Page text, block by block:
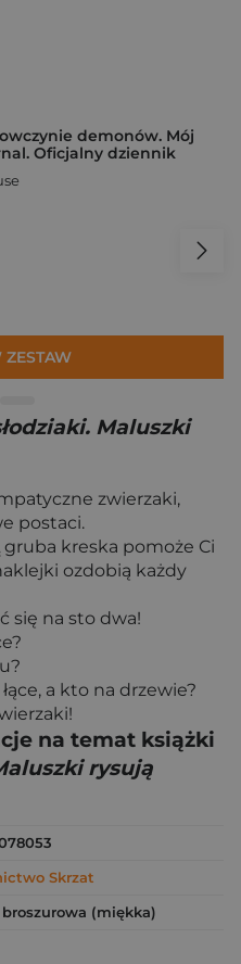
demonów. Mój
Oficjalny dziennik
Maluszki
zwierzaki,
postaci.
gruba kreska pomoże Ci
ozdobią każdy
się na sto dwa!
a kto na drzewie?
na temat książki
rysują
Skrzat
broszurowa (miękka)